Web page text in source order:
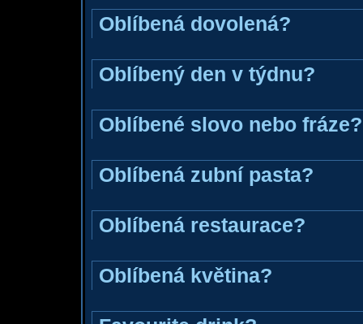
Oblíbená dovolená?
Oblíbený den v týdnu?
Oblíbené slovo nebo fráze?
Oblíbená zubní pasta?
Oblíbená restaurace?
Oblíbená květina?